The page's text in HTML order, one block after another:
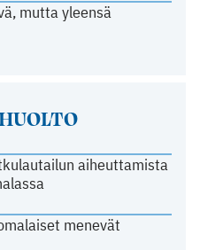
mutta yleensä
aiheuttamista
menevät